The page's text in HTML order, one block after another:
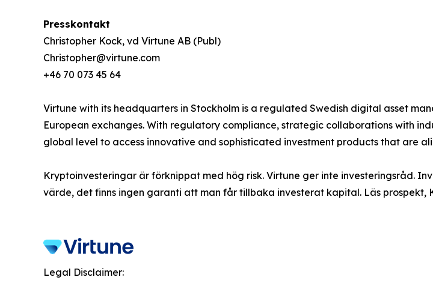
Presskontakt
Christopher Kock, vd Virtune AB (Publ)
Christopher@virtune.com
+46 70 073 45 64
Virtune with its headquarters in Stockholm is a regulated Swedish digital asset
European exchanges. With regulatory compliance, strategic collaborations with
global level to access innovative and sophisticated investment products that are
Kryptoinvesteringar är förknippat med hög risk. Virtune ger inte investeringsråd.
värde, det finns ingen garanti att man får tillbaka investerat kapital. Läs prospekt,
Legal Disclaimer: